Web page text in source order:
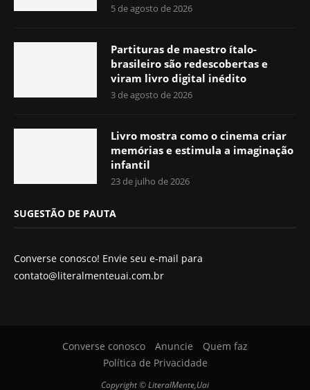
5 de agosto de 2026
Partituras de maestro ítalo-
brasileiro são redescobertas e
viram livro digital inédito
3 de agosto de 2026
Livro mostra como o cinema criar
memórias e estimula a imaginação
infantil
23 de julho de 2026
SUGESTÃO DE PAUTA
Converse conosco! Envie seu e-mail para
contato@literalmenteuai.com.br
Converse conosco Anuncie
Quem faz
Política de Privacidade
Copyright © LiteralMente,Uai